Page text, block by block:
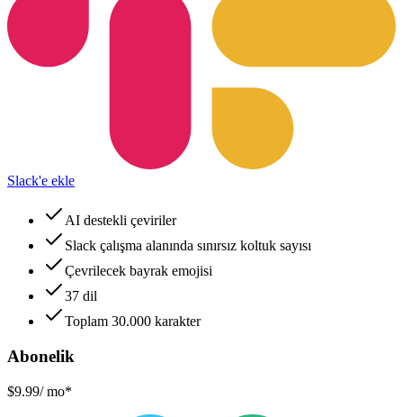
Slack'e ekle
AI destekli çeviriler
Slack çalışma alanında sınırsız koltuk sayısı
Çevrilecek bayrak emojisi
37 dil
Toplam 30.000 karakter
Abonelik
$9.99/ mo*